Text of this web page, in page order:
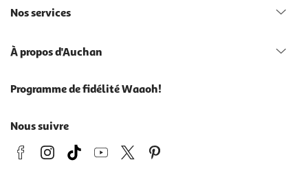
Nos services
À propos d'Auchan
Programme de fidélité Waaoh!
Nous suivre